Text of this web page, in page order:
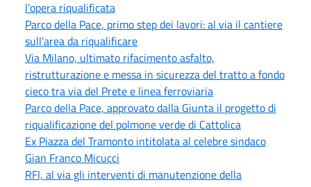
l’opera riqualificata
Parco della Pace, primo step dei lavori: al via il cantiere
sull’area da riqualificare
Via Milano, ultimato rifacimento asfalto,
ristrutturazione e messa in sicurezza del tratto a fondo
cieco tra via del Prete e linea ferroviaria
Parco della Pace, approvato dalla Giunta il progetto di
riqualificazione del polmone verde di Cattolica
Ex Piazza del Tramonto intitolata al celebre sindaco
Gian Franco Micucci
RFI, al via gli interventi di manutenzione della